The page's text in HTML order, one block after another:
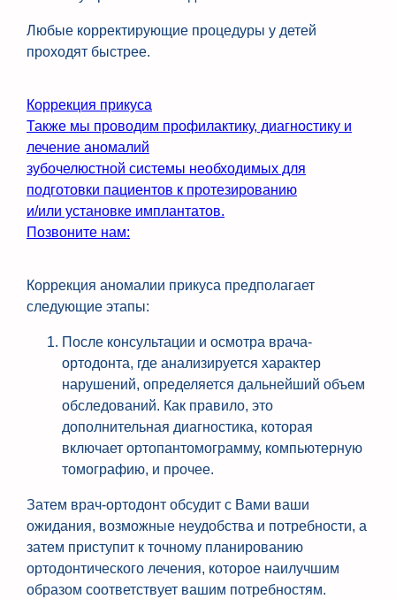
Любые корректирующие процедуры у детей
проходят быстрее.
Коррекция прикуса
Также мы проводим профилактику, диагностику и
лечение аномалий
зубочелюстной системы необходимых для
подготовки пациентов к протезированию
и/или установке имплантатов.
Позвоните нам:
Коррекция аномалии прикуса предполагает
следующие этапы:
После консультации и осмотра врача-
ортодонта, где анализируется характер
нарушений, определяется дальнейший объем
обследований. Как правило, это
дополнительная диагностика, которая
включает ортопантомограмму, компьютерную
томографию, и прочее.
Затем врач-ортодонт обсудит с Вами ваши
ожидания, возможные неудобства и потребности, а
затем приступит к точному планированию
ортодонтического лечения, которое наилучшим
образом соответствует вашим потребностям.